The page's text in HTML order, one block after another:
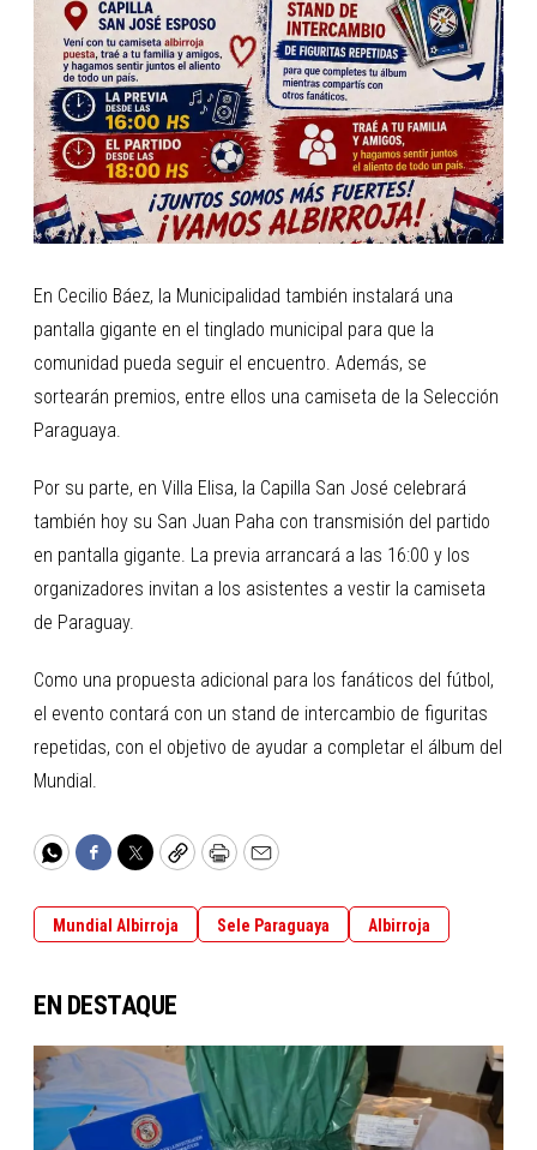
En Cecilio Báez, la Municipalidad también instalará una
pantalla gigante en el tinglado municipal para que la
comunidad pueda seguir el encuentro. Además, se
sortearán premios, entre ellos una camiseta de la Selección
Paraguaya.
Por su parte, en Villa Elisa, la Capilla San José celebrará
también hoy su San Juan Paha con transmisión del partido
en pantalla gigante. La previa arrancará a las 16:00 y los
organizadores invitan a los asistentes a vestir la camiseta
de Paraguay.
Como una propuesta adicional para los fanáticos del fútbol,
el evento contará con un stand de intercambio de figuritas
repetidas, con el objetivo de ayudar a completar el álbum del
Mundial.
WhatsApp
Facebook
TwitterCopyPrintEmail
Mundial Albirroja Sele Paraguaya Albirroja
EN DESTAQUE